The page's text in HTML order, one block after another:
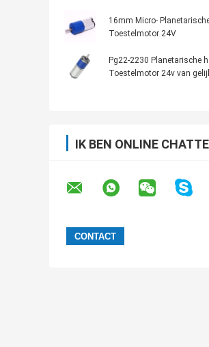
16mm Micro-
Toestelmotor 24V
Pg22-2230 Planetarische
Toestelmotor 24v van
IK BEN ONLINE